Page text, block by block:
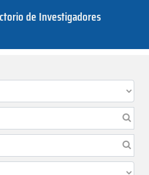
de Investigadores